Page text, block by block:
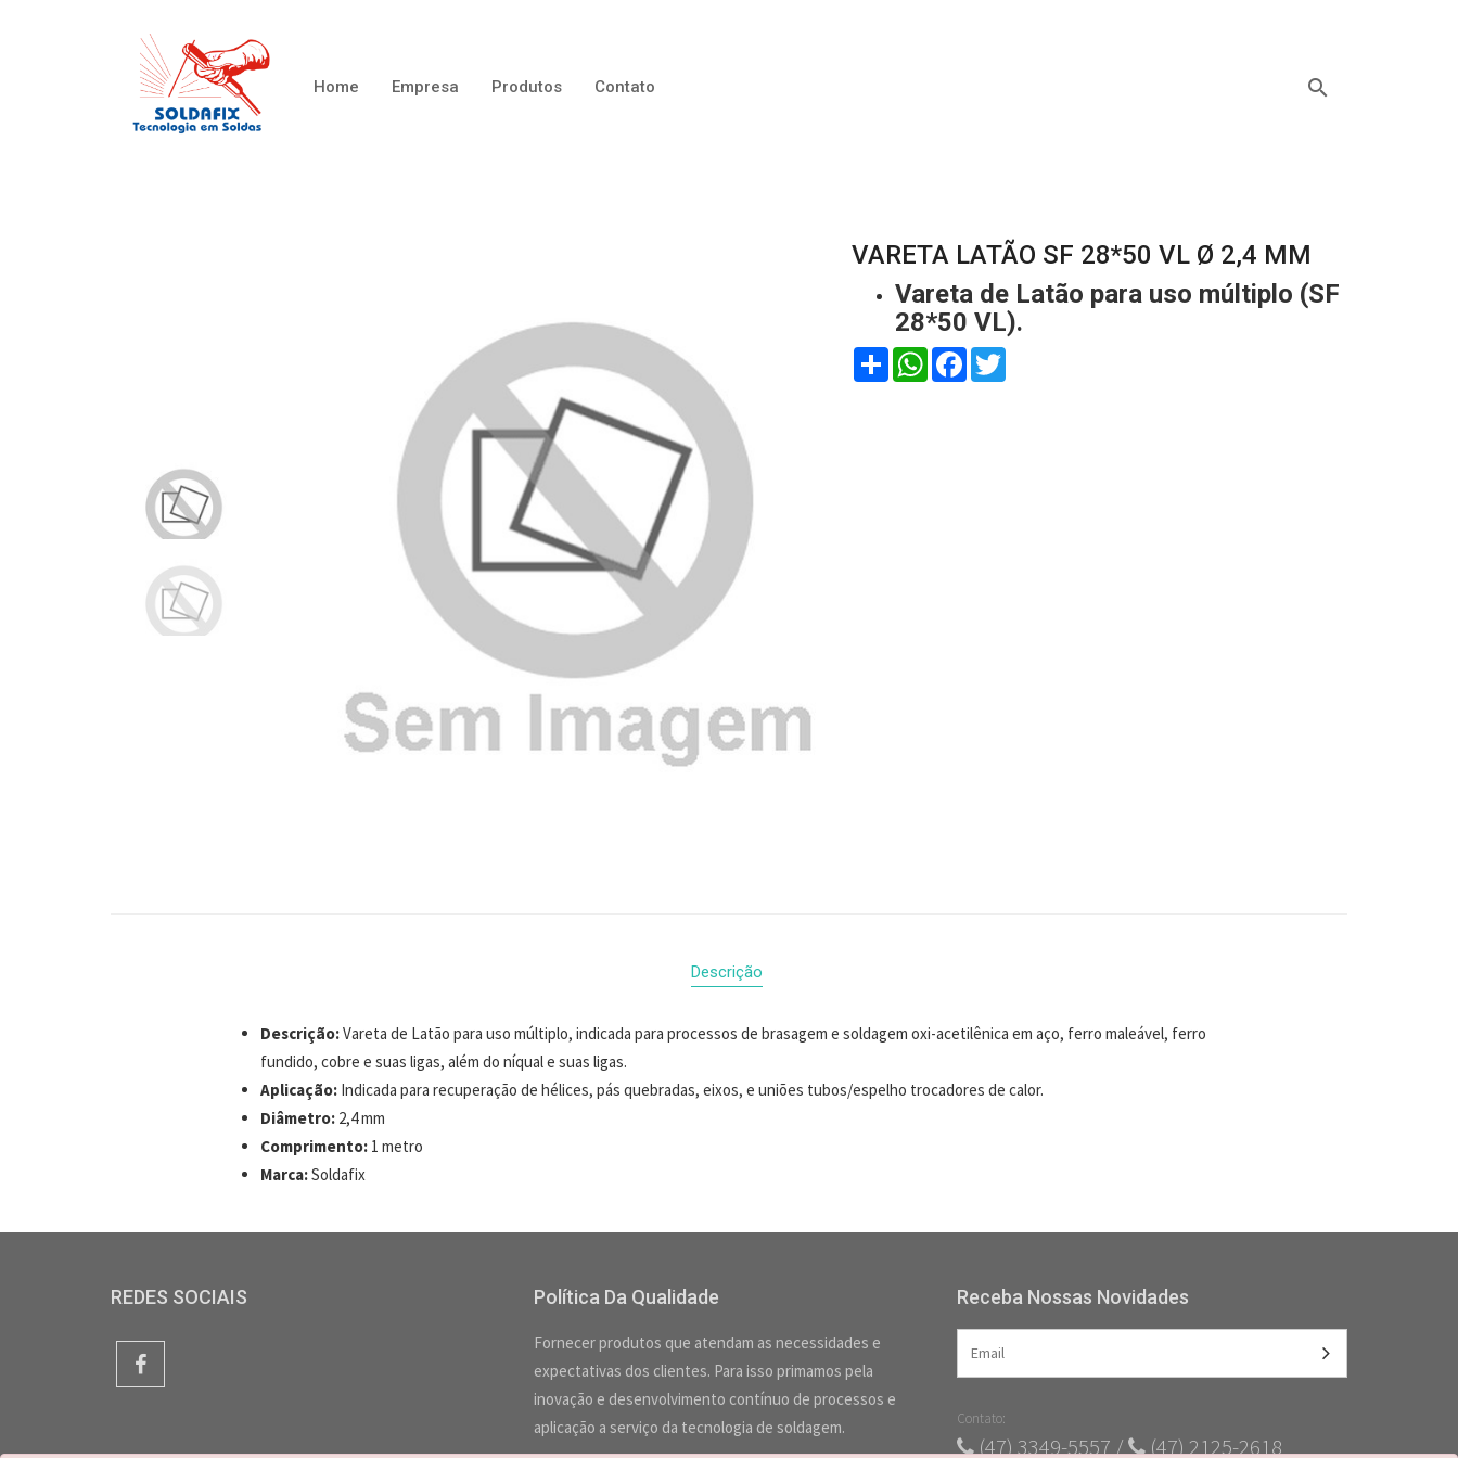
search
Home Empresa Produtos Contato
VARETA LATÃO SF 28*50 VL Ø 2,4 MM
Vareta de Latão para uso múltiplo (SF
28*50 VL).
Compartilhar
WhatsAppFacebook
Twitter
Descrição
Descrição:Vareta de Latão para uso múltiplo, indicada para processos de brasagem e soldagem oxi-acetilênica em aço, ferro maleável, ferro
fundido, cobre e suas ligas, além do níqual e suas ligas.
Aplicação:Indicada para recuperação de hélices, pás quebradas, eixos, e uniões tubos/espelho trocadores de calor.
Diâmetro:2,4 mm
Comprimento:1 metro
Marca:Soldafix
REDES SOCIAIS Política Da Qualidade
Fornecer produtos que atendam as necessidades e
expectativas dos clientes. Para isso primamos pela
inovação e desenvolvimento contínuo de processos e
aplicação a serviço da tecnologia de soldagem.
Receba Nossas Novidades
Contato:
(47) 3349-5557 / (47) 2125-2618